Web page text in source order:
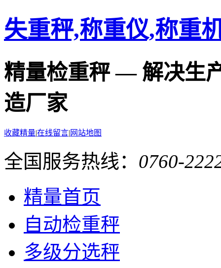
失重秤,称重仪,称重
精量检重秤 — 解决生
造厂家
收藏精量|在线留言| 网站地图
全国服务热线： 0760-
精量首页
自动检重秤
多级分选秤